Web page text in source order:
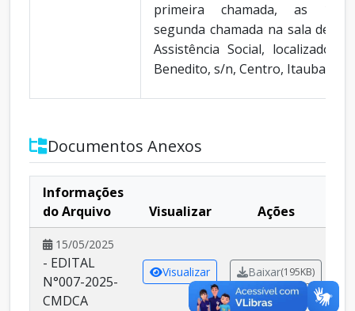
primeira chamada, as
segunda chamada na sala de
Assistência Social, localizado a
Benedito, s/n, Centro, Itaubal/AP.
Documentos Anexos
Informações
do Arquivo
Visualizar Ações
15/05/2025
- EDITAL
N°007-2025-
CMDCA
Visualizar Baixar(195KB)